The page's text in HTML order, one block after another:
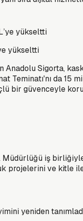
yükseltti
Sigorta,
da 15
bir güvenceyle
Müdürlüğü iş
ve kitle